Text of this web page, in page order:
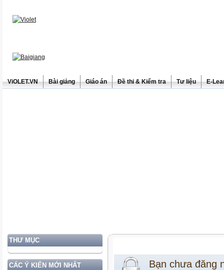
ViOLET.VN Bài giảng Giáo án Đề thi & Kiểm tra Tư liệu E-
THƯ MỤC
CÁC Ý KIẾN MỚI NHẤT Bạn chưa đăng